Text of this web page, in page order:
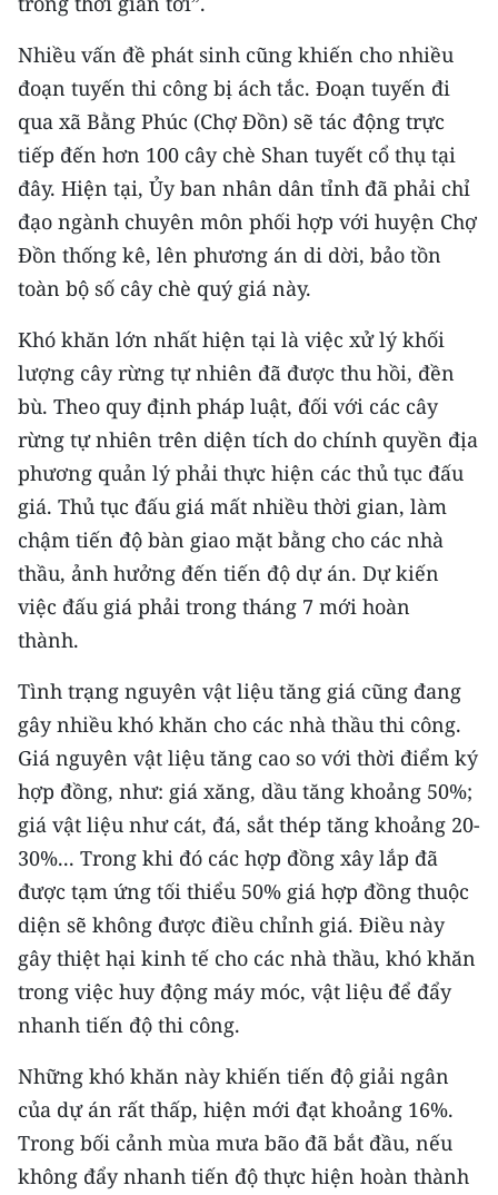
CHUYÊN ĐỀ
CÁC CHUYÊN TRANG
VỀ BÁO NHÂN DÂN
THỜI NAY
NHÂN DÂN CUỐI TUẦN
NHÂN DÂN HẰNG THÁNG
MUA BÁO
ĐỌC BÁO IN
ENGLISH
中文
FRANÇAIS
ESPAÑOL
한국어
Nhiều vấn đề phát sinh cũng khiến cho nhiều
đoạn tuyến thi công bị ách tắc. Đoạn tuyến đi
qua xã Bằng Phúc (Chợ Đồn) sẽ tác động trực
tiếp đến hơn 100 cây chè Shan tuyết cổ thụ tại
đây. Hiện tại, Ủy ban nhân dân tỉnh đã phải chỉ
đạo ngành chuyên môn phối hợp với huyện Chợ
Đồn thống kê, lên phương án di dời, bảo tồn
toàn bộ số cây chè quý giá này.
Khó khăn lớn nhất hiện tại là việc xử lý khối
lượng cây rừng tự nhiên đã được thu hồi, đền
bù. Theo quy định pháp luật, đối với các cây
rừng tự nhiên trên diện tích do chính quyền địa
phương quản lý phải thực hiện các thủ tục đấu
giá. Thủ tục đấu giá mất nhiều thời gian, làm
chậm tiến độ bàn giao mặt bằng cho các nhà
thầu, ảnh hưởng đến tiến độ dự án. Dự kiến
việc đấu giá phải trong tháng 7 mới hoàn
thành.
Tình trạng nguyên vật liệu tăng giá cũng đang
gây nhiều khó khăn cho các nhà thầu thi công.
Giá nguyên vật liệu tăng cao so với thời điểm ký
hợp đồng, như: giá xăng, dầu tăng khoảng 50%;
giá vật liệu như cát, đá, sắt thép tăng khoảng 20-
30%... Trong khi đó các hợp đồng xây lắp đã
được tạm ứng tối thiểu 50% giá hợp đồng thuộc
diện sẽ không được điều chỉnh giá. Điều này
gây thiệt hại kinh tế cho các nhà thầu, khó khăn
trong việc huy động máy móc, vật liệu để đẩy
nhanh tiến độ thi công.
Những khó khăn này khiến tiến độ giải ngân
của dự án rất thấp, hiện mới đạt khoảng 16%.
Trong bối cảnh mùa mưa bão đã bắt đầu, nếu
không đẩy nhanh tiến độ thực hiện hoàn thành